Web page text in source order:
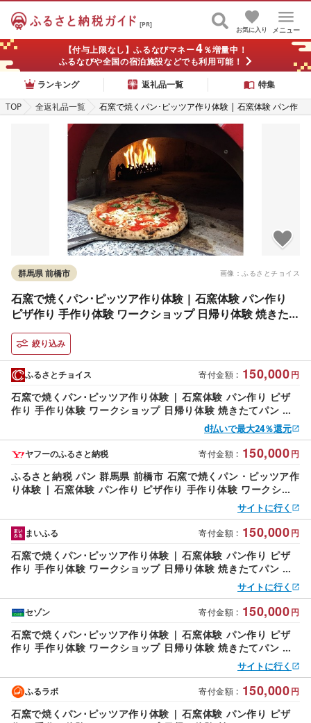
[PR]
メニュー
お気に入り
【付与上限なし】ふるなびマネー4％増量中！
ふるなびや全国の宿泊施設などでも利用可能！
ランキング
返礼品一覧
特集
TOP
全返礼品一覧
石窯で焼くパン･ピッツア作り体験 | 石窯体験 パン作
り ピザ作り 手作り体験 ワークショップ 日帰り体験 焼
きたてパン カンパーニュ クロワッサン ピッツア 群馬
県 前橋市
画像：ふるさとチョイス
群馬県 前橋市
石窯で焼くパン･ピッツア作り体験 | 石窯体験 パン作り
ピザ作り 手作り体験 ワークショップ 日帰り体験 焼きたて
パン カンパーニュ クロワッサン ピッツア 群馬県 前橋市
絞り込み
寄付金額 : 150,000円
ふるさとチョイス
石窯で焼くパン･ピッツア作り体験 | 石窯体験 パン作り ピザ
作り 手作り体験 ワークショップ 日帰り体験 焼きたてパン カ
ンパーニュ クロワッサン ピッツア 群馬県 前橋市d払いで最大24％還元
寄付金額 : 150,000円
ヤフーのふるさと納税
ふるさと納税 パン 群馬県 前橋市 石窯で焼くパン・ピッツア作
り体験 | 石窯体験 パン作り ピザ作り 手作り体験 ワークショ
サイトに行く
寄付金額 : 150,000円
まいふる
石窯で焼くパン･ピッツア作り体験 | 石窯体験 パン作り ピザ
作り 手作り体験 ワークショップ 日帰り体験 焼きたてパン カ
サイトに行く
寄付金額 : 150,000円
セゾン
石窯で焼くパン･ピッツア作り体験 | 石窯体験 パン作り ピザ
作り 手作り体験 ワークショップ 日帰り体験 焼きたてパン カ
サイトに行く
寄付金額 : 150,000円
ふるラボ
石窯で焼くパン･ピッツア作り体験 | 石窯体験 パン作り ピザ